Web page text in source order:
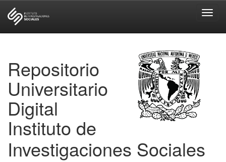
Repositorio
Universitario
Digital
Instituto de
Investigaciones Sociales